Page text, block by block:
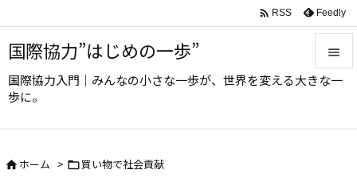
国際協力”はじめの一歩”
国際協力入門｜みんなの小さな一歩が、世界を変える大きな一
歩に。



 RSS Feedly
ホーム > 買い物で社会貢献